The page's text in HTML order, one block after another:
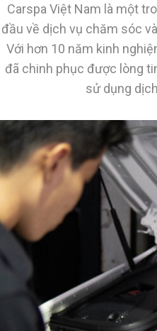
Carspa Việt Nam là một
đầu về dịch vụ chăm sóc
Với hơn 10 năm kinh
đã chinh phục được lòng
sử dụng